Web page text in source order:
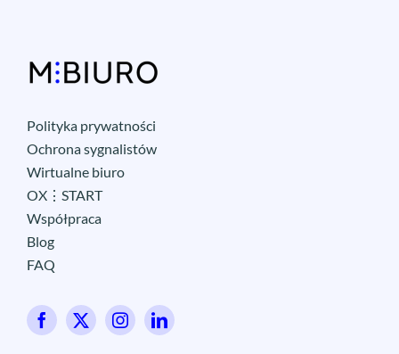
Polityka prywatności
Ochrona sygnalistów
Wirtualne biuro
OX⋮START
Współpraca
Blog
FAQ